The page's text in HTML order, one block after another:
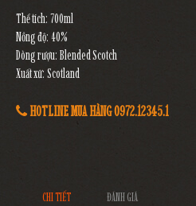
Thể tích: 700ml
Nồng độ: 40%
Dòng rượu: Blended Scotch
Xuất xứ: Scotland
HOTLINE MUA HÀNG 0972.12345.1
CHI TIẾT ĐÁNH GIÁ